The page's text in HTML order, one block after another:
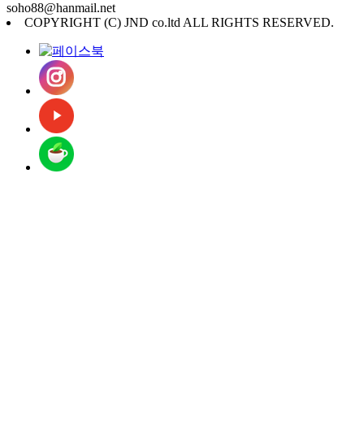
soho88@hanmail.net
COPYRIGHT (C) JND co.ltd ALL RIGHTS RESERVED.